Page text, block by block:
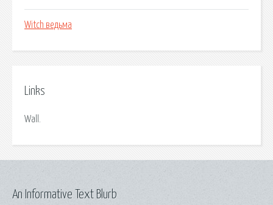
Witch ведьма
Links
Wall.
An Informative Text Blurb